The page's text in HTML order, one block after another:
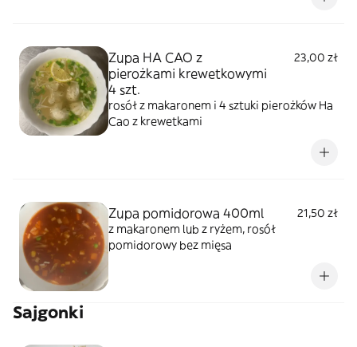
Zupa HA CAO z
pierożkami krewetkowymi
4 szt.
23,00 zł
rosół z makaronem i 4 sztuki pierożków Ha
Cao z krewetkami
Zupa pomidorowa 400ml
21,50 zł
z makaronem lub z ryżem, rosół
pomidorowy bez mięsa
Sajgonki